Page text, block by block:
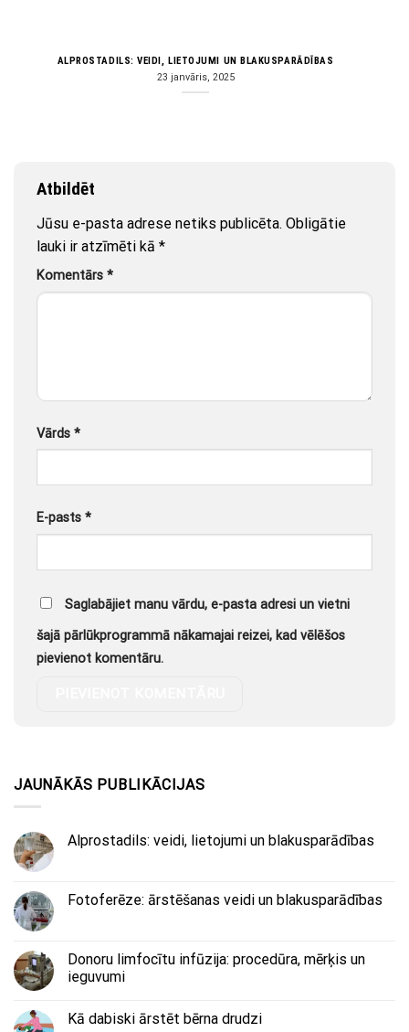
ALPROSTADILS: VEIDI, LIETOJUMI UN BLAKUSPARĀDĪBAS
23 janvāris, 2025
Atbildēt
Jūsu e-pasta adrese netiks publicēta. Obligātie
lauki ir atzīmēti kā *
Komentārs *
Vārds *
E-pasts *
Saglabājiet manu vārdu, e-pasta adresi un vietni
šajā pārlūkprogrammā nākamajai reizei, kad vēlēšos
pievienot komentāru.
JAUNĀKĀS PUBLIKĀCIJAS
Alprostadils: veidi, lietojumi un blakusparādības
Fotoferēze: ārstēšanas veidi un blakusparādības
Donoru limfocītu infūzija: procedūra, mērķis un
ieguvumi
Kā dabiski ārstēt bērna drudzi